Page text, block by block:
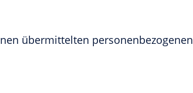
übermittelten personenbezogenen